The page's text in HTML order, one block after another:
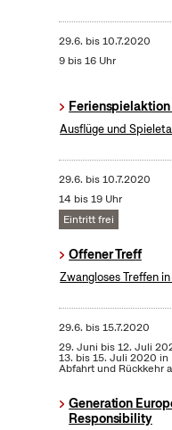
29.6. bis10.7.2020
9 bis 16 Uhr
Ausflüge und
29.6. bis10.7.2020
14 bis 19 Uhr
Eintritt frei
Offener Treff
Zwangloses Treffen
29.6. bis15.7.2020
29. Juni bis 12. Juli
13. bis 15. Juli 2020
Abfahrt und Rückkehr
Generation
Responsibility